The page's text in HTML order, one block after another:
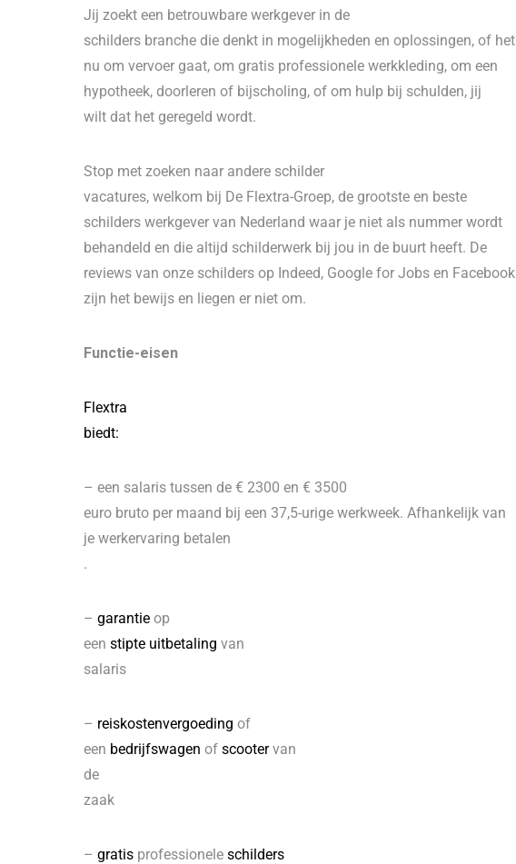
Jij zoekt een betrouwbare werkgever in de
schilders branche die denkt in mogelijkheden en oplossingen, of het
nu om vervoer gaat, om gratis professionele werkkleding, om een
hypotheek, doorleren of bijscholing, of om hulp bij schulden, jij
wilt dat het geregeld wordt.
Stop met zoeken naar andere schilder
vacatures, welkom bij De Flextra-Groep, de grootste en beste
schilders werkgever van Nederland waar je niet als nummer wordt
behandeld en die altijd schilderwerk bij jou in de buurt heeft. De
reviews van onze schilders op Indeed, Google for Jobs en Facebook
zijn het bewijs en liegen er niet om.
Functie-eisen
Flextra
biedt:
– een salaris tussen de € 2300 en € 3500
euro bruto per maand bij een 37,5-urige werkweek. Afhankelijk van
je werkervaring betalen
.
– garantie op
een stipte uitbetaling van
salaris
– reiskostenvergoeding of
een bedrijfswagen of scootervan
de
zaak
– gratis professionele schilders